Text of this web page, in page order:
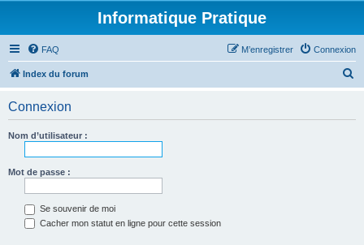
Informatique Pratique
FAQ Connexion
M’enregistrer
Index du forum
Connexion
Nom d’utilisateur :
Mot de passe :
Se souvenir de moi
Cacher mon statut en ligne pour cette session